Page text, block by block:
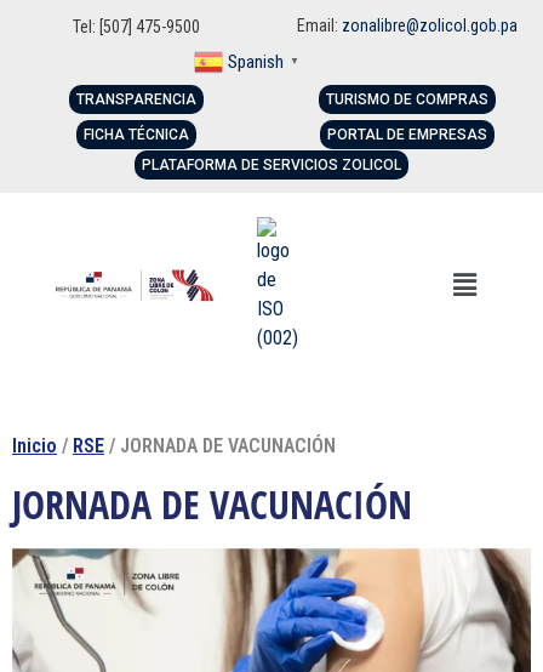
Tel: [507] 475-9500 Email: zonalibre@zolicol.gob.pa
Spanish ▼
TRANSPARENCIA
FICHA TÉCNICA
TURISMO DE COMPRAS
PORTAL DE EMPRESAS
PLATAFORMA DE SERVICIOS ZOLICOL
Inicio / RSE / JORNADA DE VACUNACIÓN
JORNADA DE VACUNACIÓN